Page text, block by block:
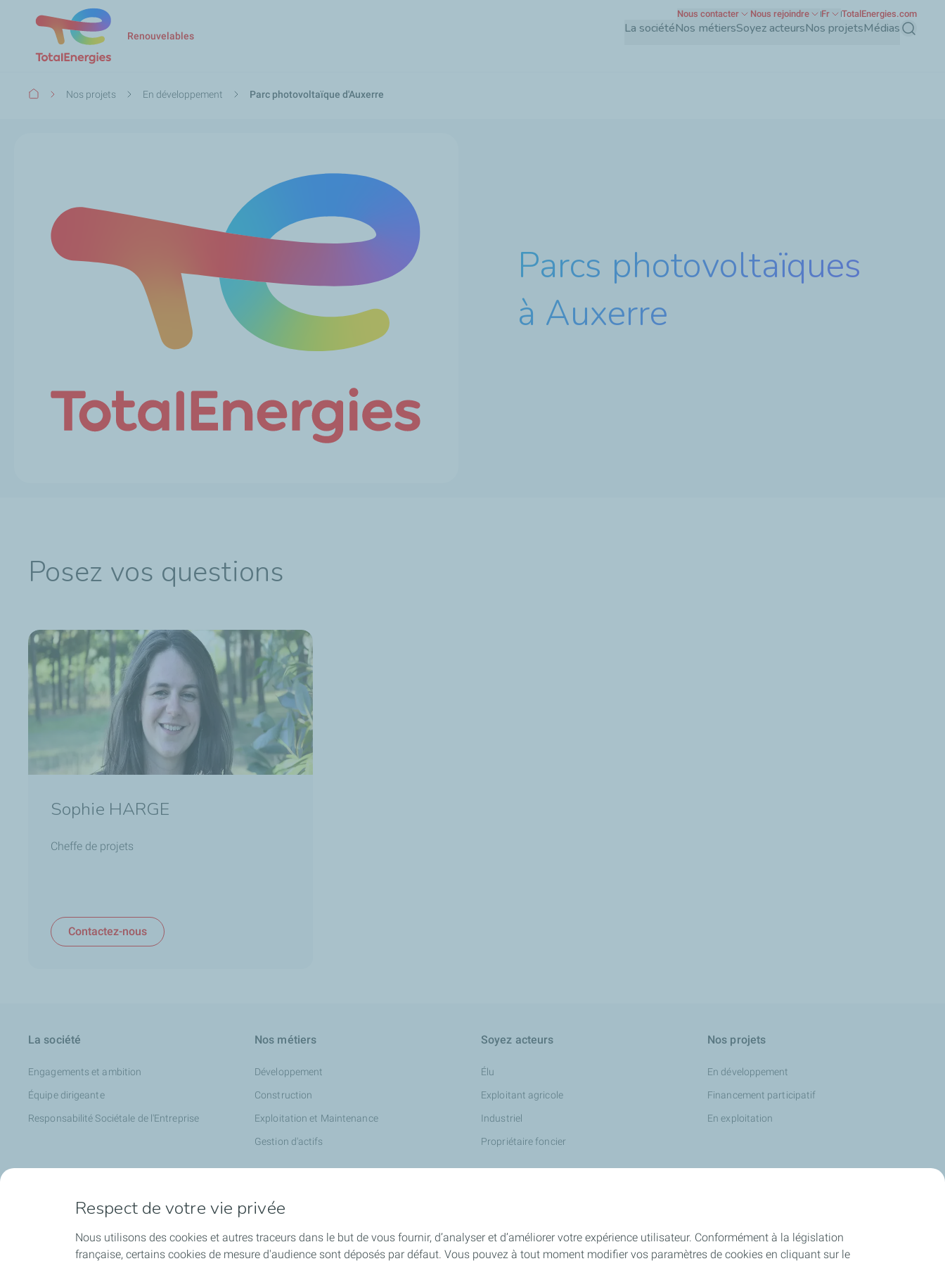
Renouvelables La sociétéNos métiersSoyez acteursNos projetsMédias
Nous contacter Nous rejoindre Fr TotalEnergies.com
Fil
Nos projets En développement Parc photovoltaïque d'Auxerre
Parcs photovoltaïques
à Auxerre
Posez vos questions
Sophie HARGE
Cheffe de projets
Contactez-nous
La société
Engagements et ambition
Équipe dirigeante
Responsabilité Sociétale de l'Entreprise
Nos métiers
Développement
Construction
Exploitation et Maintenance
Gestion d'actifs
Soyez acteurs
Élu
Exploitant agricole
Industriel
Propriétaire foncier
Nos projets
En développement
Financement participatif
En exploitation
Communiqués de presse
Respect de votre vie privée
Nous utilisons des cookies et autres traceurs dans le but de vous fournir, d’analyser et d’améliorer votre expérience utilisateur. Conformément à la législation
française, certains cookies de mesure d'audience sont déposés par défaut. Vous pouvez à tout moment modifier vos paramètres de cookies en cliquant sur le